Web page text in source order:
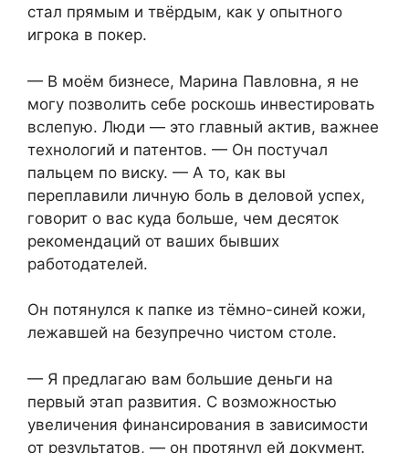
стал прямым и твёрдым, как у опытного
игрока в покер.
— В моём бизнесе, Марина Павловна, я не
могу позволить себе роскошь инвестировать
вслепую. Люди — это главный актив, важнее
технологий и патентов. — Он постучал
пальцем по виску. — А то, как вы
переплавили личную боль в деловой успех,
говорит о вас куда больше, чем десяток
рекомендаций от ваших бывших
работодателей.
Он потянулся к папке из тёмно-синей кожи,
лежавшей на безупречно чистом столе.
— Я предлагаю вам большие деньги на
первый этап развития. С возможностью
увеличения финансирования в зависимости
от результатов, — он протянул ей документ.